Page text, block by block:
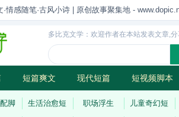
·情感随笔·古风小诗 | 原创故事聚集地 -
多比克文学：欢迎作者在本站发表文章,
短篇爽文 现代短篇 短视频脚本
篇 现代小诗 连载
脚 生活治愈短 职场浮生 儿童奇幻短